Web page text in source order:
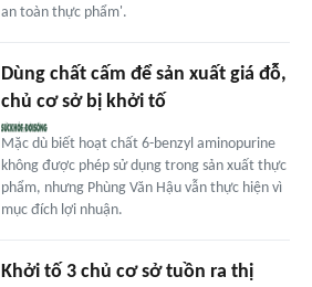
an toàn thực phẩm'.
Dùng chất cấm để sản xuất giá đỗ,
chủ cơ sở bị khởi tố
Mặc dù biết hoạt chất 6-benzyl aminopurine
không được phép sử dụng trong sản xuất thực
phẩm, nhưng Phùng Văn Hậu vẫn thực hiện vì
mục đích lợi nhuận.
Khởi tố 3 chủ cơ sở tuồn ra thị